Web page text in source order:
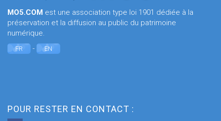
MO5.COM est une association type loi 1901 dédiée à la
préservation et la diffusion au public du patrimoine
numérique.
FR - EN
POUR RESTER EN CONTACT :